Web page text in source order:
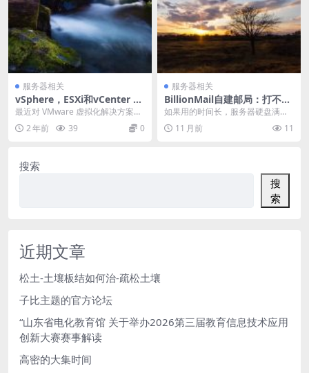
服务器相关
vSphere，ESXi和vCenter 的
区别
最近对 VMware 虚拟化解决方案有
很多的疑惑。毫无疑问，VMware
是虚拟化...
2 年前 39 0
服务器相关
BillionMail自建邮局：打不
开？清理垃圾数据
如果用的时间长，服务器硬盘满
了，主要是日志文件太多导致的，
连上ssh后，输入下面...
11 月前 11
搜索
搜
索
近期文章
松土-土壤板结如何治-疏松土壤
子比主题的官方论坛
“山东省电化教育馆 关于举办2026第三届教育信息技术应用
创新大赛赛事解读
高密的大集时间